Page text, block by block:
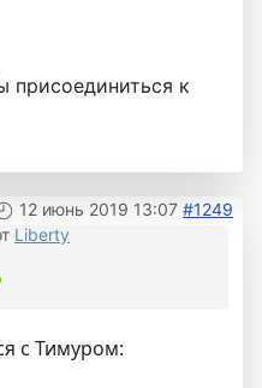
присоединиться к
12 июнь 2019 13:07 #1249
Liberty
с Тимуром: